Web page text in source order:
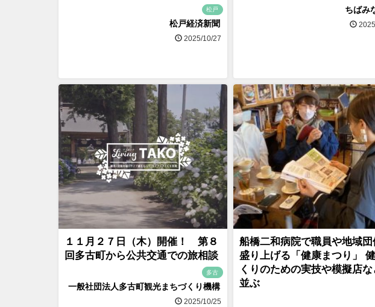
松戸
松戸経済新聞
2025/10/27
ちばみ
１１月２７日（木）開催！ 第８
回多古町から公共交通での旅相談
多古
一般社団法人多古町観光まちづくり機構
2025/10/25
船橋二和病院で職員や地域団
盛り上げる「健康まつり」
くりのための実技や模擬店
並ぶ